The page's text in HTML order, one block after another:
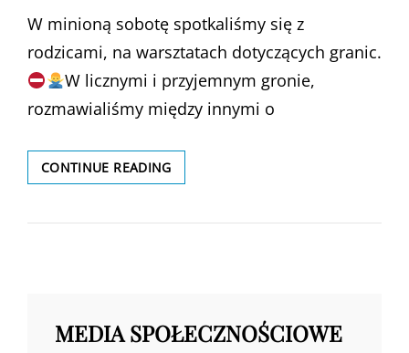
W minioną sobotę spotkaliśmy się z
rodzicami, na warsztatach dotyczących granic.
W licznymi i przyjemnym gronie,
rozmawialiśmy między innymi o
CONTINUE READINGWARSZTATY
DLA
,,
MEDIA SPOŁECZNOŚCIOWE